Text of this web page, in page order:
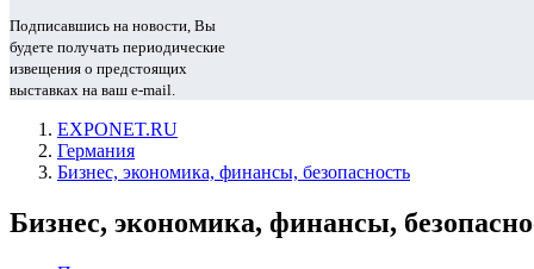
Подписавшись на новости, Вы
будете получать периодические
извещения о предстоящих
выставках на ваш e-mail.
EXPONET.RU
Германия
Бизнес, экономика, финансы, безопасность
Бизнес, экономика, финансы,